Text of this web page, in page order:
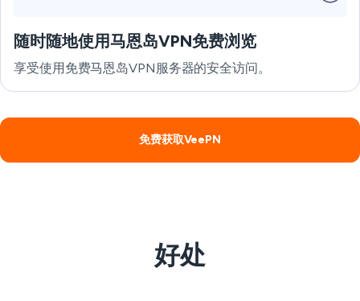
随时随地使用马恩岛VPN免费浏览
享受使用免费马恩岛VPN服务器的安全访问。
免费获取VeePN
好处